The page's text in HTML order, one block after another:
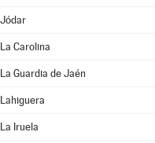
Jódar
La Carolina
La Guardia de Jaén
Lahiguera
La Iruela